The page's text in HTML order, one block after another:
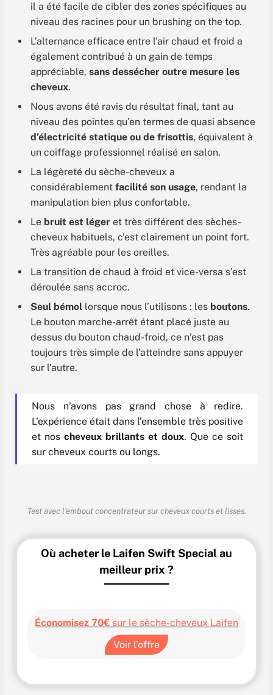
il a été facile de cibler des zones spécifiques au
niveau des racines pour un brushing on the top.
L’alternance efficace entre l’air chaud et froid a
également contribué à un gain de temps
appréciable, sans dessécher outre mesure les
cheveux.
Nous avons été ravis du résultat final, tant au
niveau des pointes qu’en termes de quasi absence
d’électricité statique ou de frisottis, équivalent à
un coiffage professionnel réalisé en salon.
La légèreté du sèche-cheveux a
considérablement facilité son usage, rendant la
manipulation bien plus confortable.
Le bruit est léger et très différent des sèches-
cheveux habituels, c’est clairement un point fort.
Très agréable pour les oreilles.
La transition de chaud à froid et vice-versa s’est
déroulée sans accroc.
Seul bémol lorsque nous l’utilisons : les boutons.
Le bouton marche-arrêt étant placé juste au
dessus du bouton chaud-froid, ce n’est pas
toujours très simple de l’atteindre sans appuyer
sur l’autre.
Nous n’avons pas grand chose à redire.
L’expérience était dans l’ensemble très positive
et nos cheveux brillants et doux. Que ce soit
sur cheveux courts ou longs.
Test avec l’embout concentrateur sur cheveux courts et lisses.
Où acheter le Laifen Swift Special au
meilleur prix ?
Économisez 70€ sur le sèche-cheveux Laifen
Voir l’offre